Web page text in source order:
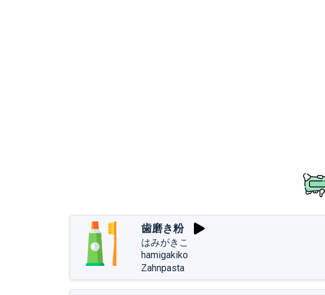
歯磨き粉
はみがきこ
hamigakiko
Zahnpasta